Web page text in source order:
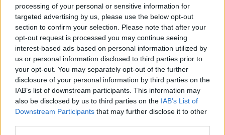
processing of your personal or sensitive information for
targeted advertising by us, please use the below opt-out
section to confirm your selection. Please note that after your
opt-out request is processed you may continue seeing
interest-based ads based on personal information utilized by
us or personal information disclosed to third parties prior to
your opt-out. You may separately opt-out of the further
disclosure of your personal information by third parties on the
IAB’s list of downstream participants. This information may
also be disclosed by us to third parties on the IAB’s List of
Downstream Participants that may further disclose it to other